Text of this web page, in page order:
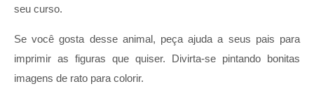
seu curso.
Se você gosta desse animal, peça ajuda a seus pais para
imprimir as figuras que quiser. Divirta-se pintando bonitas
imagens de rato para colorir.